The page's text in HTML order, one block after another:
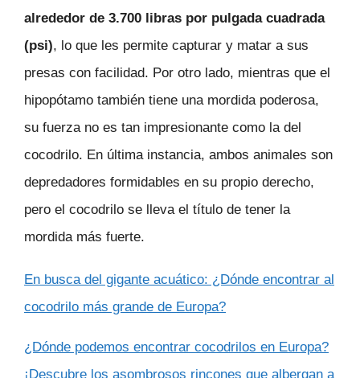
alrededor de 3.700 libras por pulgada cuadrada
(psi), lo que les permite capturar y matar a sus
presas con facilidad. Por otro lado, mientras que el
hipopótamo también tiene una mordida poderosa,
su fuerza no es tan impresionante como la del
cocodrilo. En última instancia, ambos animales son
depredadores formidables en su propio derecho,
pero el cocodrilo se lleva el título de tener la
mordida más fuerte.
En busca del gigante acuático: ¿Dónde encontrar al
cocodrilo más grande de Europa?
¿Dónde podemos encontrar cocodrilos en Europa?
¡Descubre los asombrosos rincones que albergan a